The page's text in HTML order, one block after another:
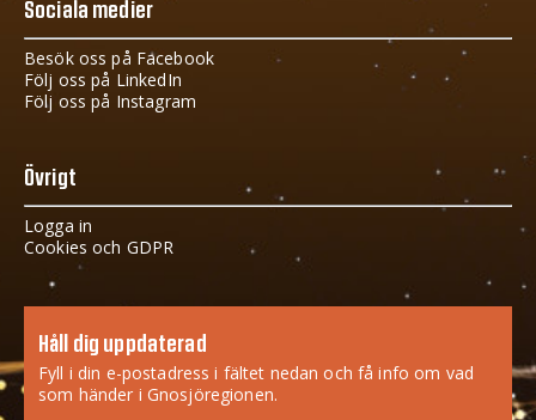
Sociala medier
Besök oss på Facebook
Följ oss på LinkedIn
Följ oss på Instagram
Övrigt
Logga in
Cookies och GDPR
Håll dig uppdaterad
Fyll i din e-postadress i fältet nedan och få info om vad
som händer i Gnosjöregionen.